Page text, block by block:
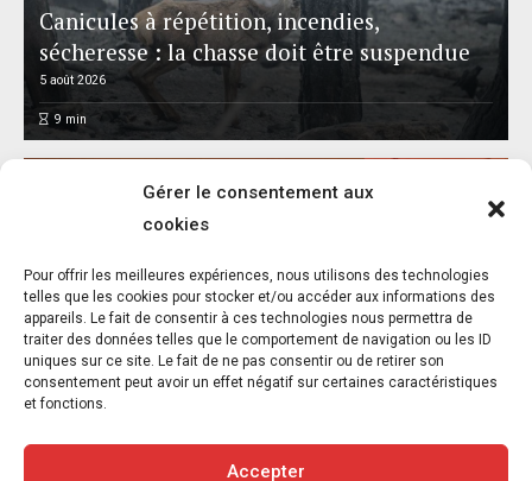
Gérer le consentement aux
cookies
Pour offrir les meilleures expériences, nous utilisons des technologies
telles que les cookies pour stocker et/ou accéder aux informations des
appareils. Le fait de consentir à ces technologies nous permettra de
traiter des données telles que le comportement de navigation ou les ID
uniques sur ce site. Le fait de ne pas consentir ou de retirer son
consentement peut avoir un effet négatif sur certaines caractéristiques
et fonctions.
Accepter
Canicules à répétition, incendies,
sécheresse : la chasse doit être suspendue
5 août 2026
9 min
Réalisme animal : exposition et catalogue –
Musée départemental Gustave Courbet –
Ornans – Jusqu’au 8 novembre 2026
5 août 2026